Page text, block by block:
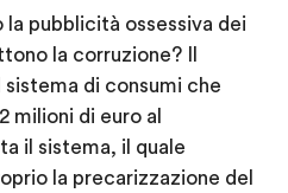
pubblicità ossessiva dei
la corruzione? Il
di consumi che
milioni di euro al
il sistema, il quale
la precarizzazione del